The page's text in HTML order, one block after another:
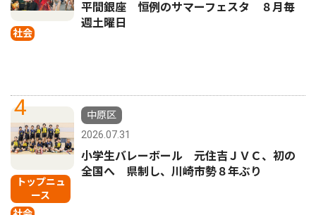
社会
平間銀座 恒例のサマーフェスタ ８月毎
週土曜日
4
トップニュ
ース
中原区
2026.07.31
小学生バレーボール 元住吉ＪＶＣ、初の
全国へ 県制し、川崎市勢８年ぶり